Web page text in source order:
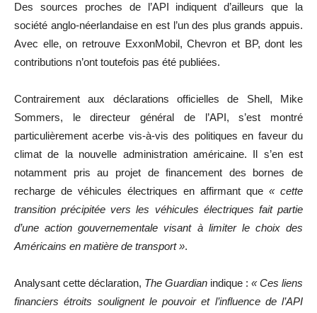
Des sources proches de l’API indiquent d’ailleurs que la
société anglo-néerlandaise en est l’un des plus grands appuis.
Avec elle, on retrouve ExxonMobil, Chevron et BP, dont les
contributions n’ont toutefois pas été publiées.
Contrairement aux déclarations officielles de Shell, Mike
Sommers, le directeur général de l’API, s’est montré
particulièrement acerbe vis-à-vis des politiques en faveur du
climat de la nouvelle administration américaine. Il s’en est
notamment pris au projet de financement des bornes de
recharge de véhicules électriques en affirmant que « cette
transition précipitée vers les véhicules électriques fait partie
d’une action gouvernementale visant à limiter le choix des
Américains en matière de transport ».
Analysant cette déclaration, The Guardian indique : « Ces liens
financiers étroits soulignent le pouvoir et l’influence de l’API